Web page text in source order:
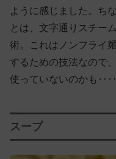
ように感じました。ち
とは、文字通りスチー
術。これはノンフライ
するための技法なので
使っていないのかも‥‥
スープ